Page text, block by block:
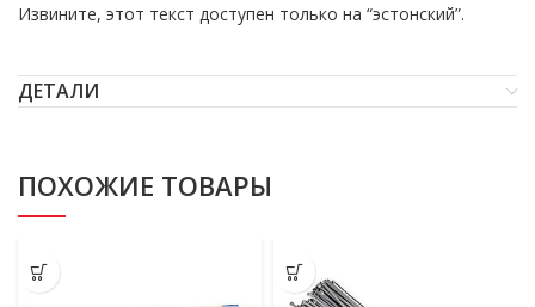
Извините, этот текст доступен только на “эстонский”.
ДЕТАЛИ
ПОХОЖИЕ ТОВАРЫ